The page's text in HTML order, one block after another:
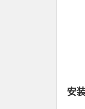
安